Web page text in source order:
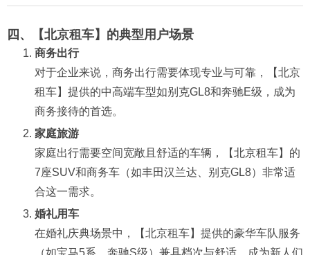
四、【北京租车】的典型用户场景
商务出行
对于企业来说，商务出行需要体现专业与可靠，【北京
租车】提供的中高端车型如别克GL8和奔驰E级，成为
商务接待的首选。
家庭旅游
家庭出行需要空间宽敞且舒适的车辆，【北京租车】的
7座SUV和商务车（如丰田汉兰达、别克GL8）非常适
合这一需求。
婚礼用车
在婚礼庆典场景中，【北京租车】提供的豪华车队服务
（如宝马5系、奔驰S级）兼具档次与舒适，成为新人们